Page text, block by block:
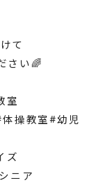
て
さい🌈
室
操教室#幼児
ズ
ニア